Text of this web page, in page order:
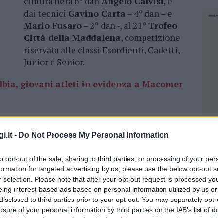
- Do Not Process My Personal Information
opt-out of the sale, sharing to third parties, or processing of your
for targeted advertising by us, please use the below opt-out
selection. Please note that after your opt-out request is processed
interest-based ads based on personal information utilized by us
to third parties prior to your opt-out. You may separately
of your personal information by third parties on the IAB’s list of
dai tecnici Gavino Carta – 4º dan – e
Mario Fusaro– 2º dan -, al 21º Trofeo
Città della Maddalena, competizione
riservata alle classi Esordienti, Cadetti,
Junior e Senior.
giovani atleti in evidenza a Macomer
tutti autori di prestazioni brillanti. Il torneo
di alto livello, con la presenza di numerose
da tutta la Sardegna.
sei medaglie: due ori, due
Altana(kg 66, Junior/Senior), che ha vinto
Rosas(kg 48, Esordienti B). Argento per
B) eRoberto Morittu(kg 46, Esordienti